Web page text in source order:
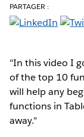
PARTAGER :
"In this video I
of the top 10
will help any
functions in
away."